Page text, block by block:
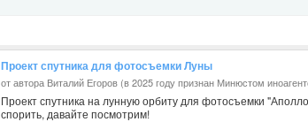
Проект спутника для фотосъемки Луны
от автора Виталий Егоров (в 2025 году признан Минюстом
Проект спутника на лунную орбиту для фотосъемки
спорить, давайте посмотрим!